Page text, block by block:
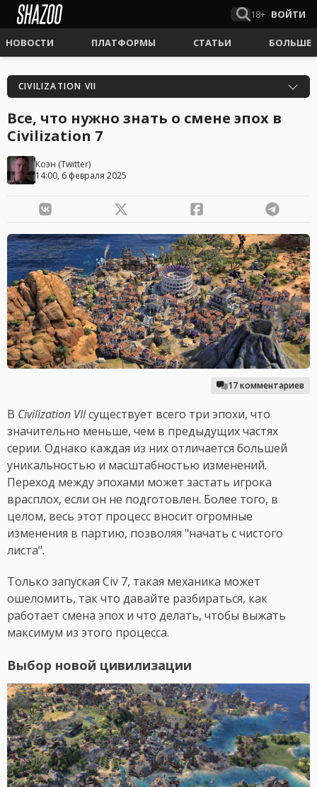
18+ ВОЙТИ
НОВОСТИ ПЛАТФОРМЫ СТАТЬИ БОЛЬШЕ
CIVILIZATION VII
Все, что нужно знать о смене эпох в
Civilization 7
Коэн (Twitter)
14:00, 6 февраля 2025
17 комментариев
В Civilization VIIсуществует всего три эпохи, что
значительно меньше, чем в предыдущих частях
серии. Однако каждая из них отличается большей
уникальностью и масштабностью изменений.
Переход между эпохами может застать игрока
врасплох, если он не подготовлен. Более того, в
целом, весь этот процесс вносит огромные
изменения в партию, позволяя "начать с чистого
листа".
Только запуская Civ 7, такая механика может
ошеломить, так что давайте разбираться, как
работает смена эпох и что делать, чтобы выжать
максимум из этого процесса.
Выбор новой цивилизации